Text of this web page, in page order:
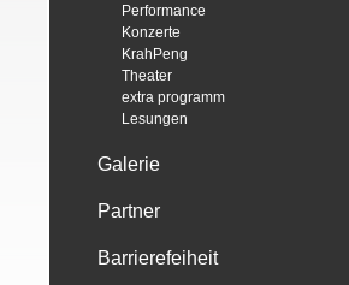
Performance
Konzerte
KrahPeng
Theater
extra programm
Lesungen
Galerie
Partner
Barrierefeiheit